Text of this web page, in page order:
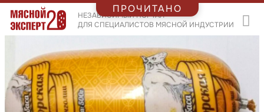
НЕЗАВИСИМЫЙ ПОРТАЛ
ДЛЯ СПЕЦИАЛИСТОВ МЯСНОЙ ИНДУСТРИИ
ПРОЧИТАНО